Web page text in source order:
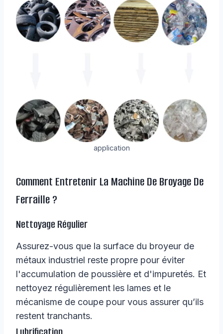
application
Comment Entretenir La Machine De Broyage De
Ferraille ?
Nettoyage Régulier
Assurez-vous que la surface du broyeur de
métaux industriel reste propre pour éviter
l'accumulation de poussière et d'impuretés. Et
nettoyez régulièrement les lames et le
mécanisme de coupe pour vous assurer qu’ils
restent tranchants.